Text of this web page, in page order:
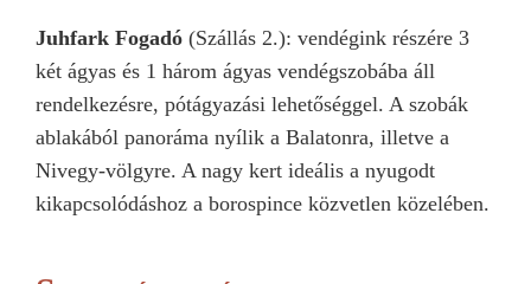
Juhfark Fogadó (Szállás 2.): vendégink részére 3
két ágyas és 1 három ágyas vendégszobába áll
rendelkezésre, pótágyazási lehetőséggel. A szobák
ablakából panoráma nyílik a Balatonra, illetve a
Nivegy-völgyre. A nagy kert ideális a nyugodt
kikapcsolódáshoz a borospince közvetlen közelében.